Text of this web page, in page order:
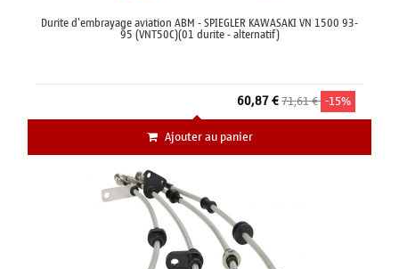
Durite d'embrayage aviation ABM - SPIEGLER KAWASAKI VN 1500 93-
95 (VNT50C)(01 durite - alternatif)
60,87 €71,61 € -15%
Ajouter au panier